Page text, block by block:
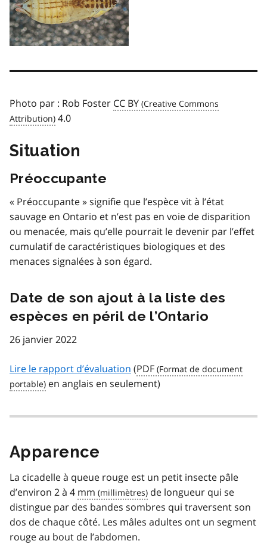
Photo par : Rob Foster CC BY
4.0
Situation
Préoccupante
« Préoccupante » signifie que l’espèce vit à l’état
sauvage en Ontario et n’est pas en voie de disparition
ou menacée, mais qu’elle pourrait le devenir par l’effet
cumulatif de caractéristiques biologiques et des
menaces signalées à son égard.
Date de son ajout à la liste des
espèces en péril de l’Ontario
26 janvier 2022
Lire le rapport d’évaluation (PDF
en anglais en seulement)
Apparence
La cicadelle à queue rouge est un petit insecte pâle
d’environ 2 à 4 mm
de longueur qui se
distingue par des bandes sombres qui traversent son
dos de chaque côté. Les mâles adultes ont un segment
rouge au bout de l’abdomen.